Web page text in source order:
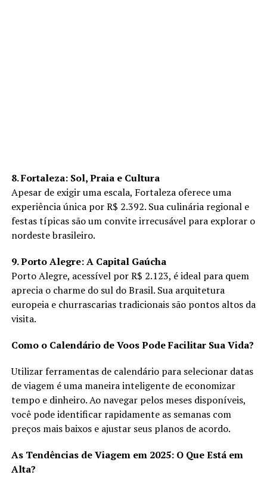
8. Fortaleza: Sol, Praia e Cultura
Apesar de exigir uma escala, Fortaleza oferece uma
experiência única por R$ 2.392. Sua culinária regional e
festas típicas são um convite irrecusável para explorar o
nordeste brasileiro.
9. Porto Alegre: A Capital Gaúcha
Porto Alegre, acessível por R$ 2.123, é ideal para quem
aprecia o charme do sul do Brasil. Sua arquitetura
europeia e churrascarias tradicionais são pontos altos da
visita.
Como o Calendário de Voos Pode Facilitar Sua Vida?
Utilizar ferramentas de calendário para selecionar datas
de viagem é uma maneira inteligente de economizar
tempo e dinheiro. Ao navegar pelos meses disponíveis,
você pode identificar rapidamente as semanas com
preços mais baixos e ajustar seus planos de acordo.
As Tendências de Viagem em 2025: O Que Está em
Alta?